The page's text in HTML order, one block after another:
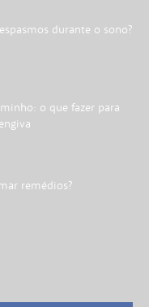
durante o sono?
o que fazer para
remédios?